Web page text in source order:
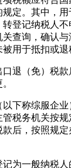
定。其中，
登记纳税人
查询，确认与
用于抵扣或退
退（免）税
下称综服企
税务机关按
后，按照规
为一般纳税